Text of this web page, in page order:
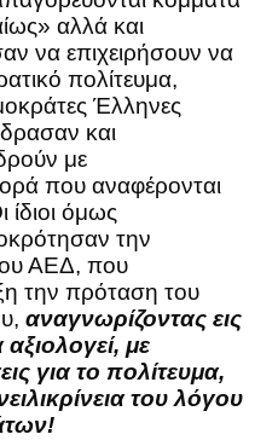
αλλά και
να επιχειρήσουν να
πολίτευμα,
Έλληνες
και
με
που αναφέρονται
όμως
την
ΑΕΔ, που
την πρόταση του
αναγνωρίζοντας εις
με
για το πολίτευμα,
του λόγου